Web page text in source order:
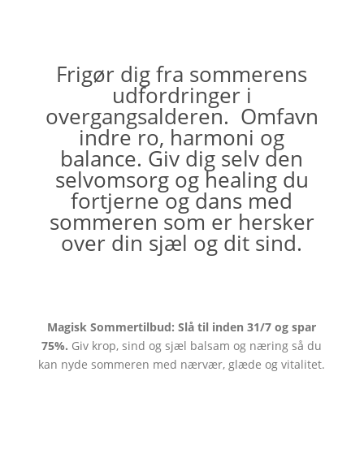
Frigør dig fra sommerens
udfordringer i
overgangsalderen. Omfavn
indre ro, harmoni og
balance. Giv dig selv den
selvomsorg og healing du
fortjerne og dans med
sommeren som er hersker
over din sjæl og dit sind.
Magisk Sommertilbud: Slå til inden 31/7 og spar
75%. Giv krop, sind og sjæl balsam og næring så du
kan nyde sommeren med nærvær, glæde og vitalitet.